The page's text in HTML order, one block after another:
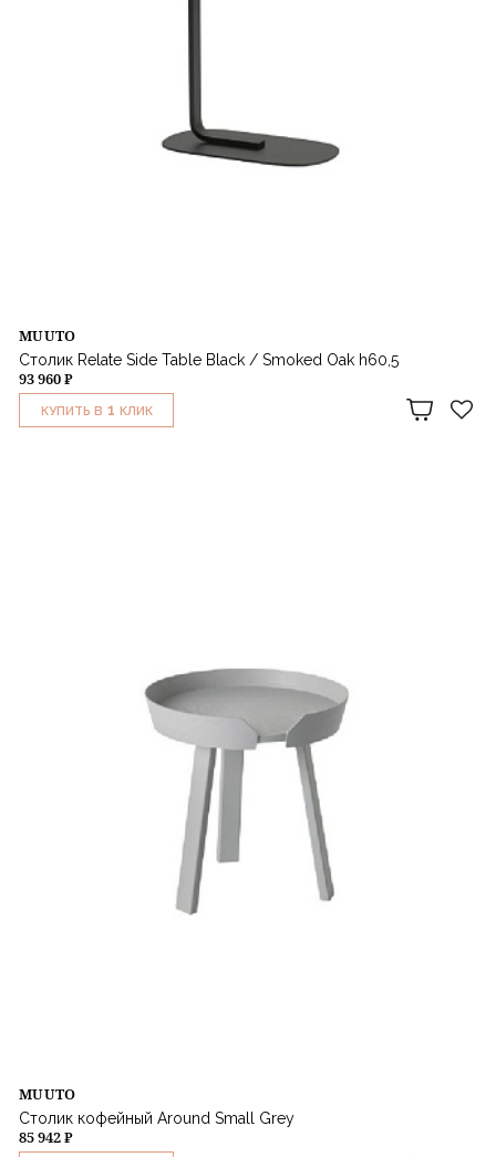
MUUTO
Столик Relate Side Table Black / Smoked Oak h60,5
93 960 ₽
КУПИТЬ В 1 КЛИК
MUUTO
Столик кофейный Around Small Grey
85 942 ₽